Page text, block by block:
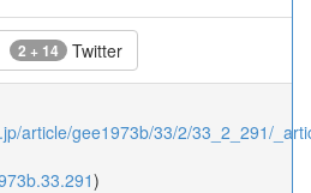
2 + 14 Twitter
article/gee1973b/33/2/33_2_291/
)